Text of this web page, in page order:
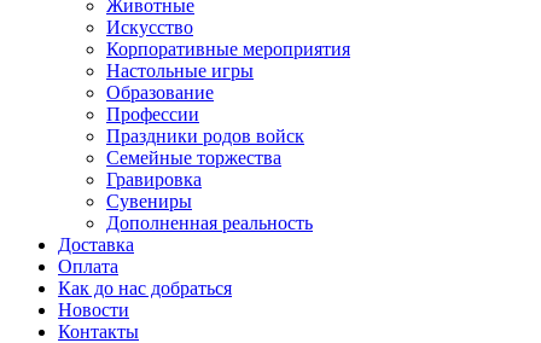
Животные
Искусство
Корпоративные мероприятия
Настольные игры
Образование
Профессии
Праздники родов войск
Семейные торжества
Гравировка
Сувениры
Дополненная реальность
Доставка
Оплата
Как до нас добраться
Новости
Контакты